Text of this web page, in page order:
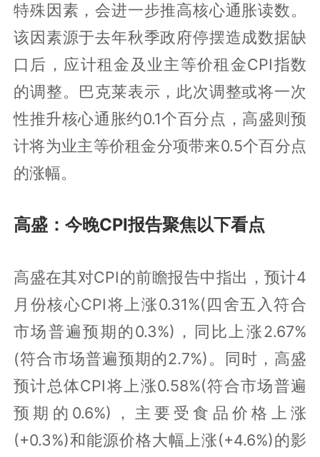
特殊因素，会进一步推高核心通胀读数。
该因素源于去年秋季政府停摆造成数据缺
口后，应计租金及业主等价租金CPI指数
的调整。巴克莱表示，此次调整或将一次
性推升核心通胀约0.1个百分点，高盛则预
计将为业主等价租金分项带来0.5个百分点
的涨幅。
高盛：今晚CPI报告聚焦以下看点
高盛在其对CPI的前瞻报告中指出，预计4
月份核心CPI将上涨0.31%(四舍五入符合
市场普遍预期的0.3%)，同比上涨2.67%
(符合市场普遍预期的2.7%)。同时，高盛
预计总体CPI将上涨0.58%(符合市场普遍
预期的0.6%)，主要受食品价格上涨
(+0.3%)和能源价格大幅上涨(+4.6%)的影